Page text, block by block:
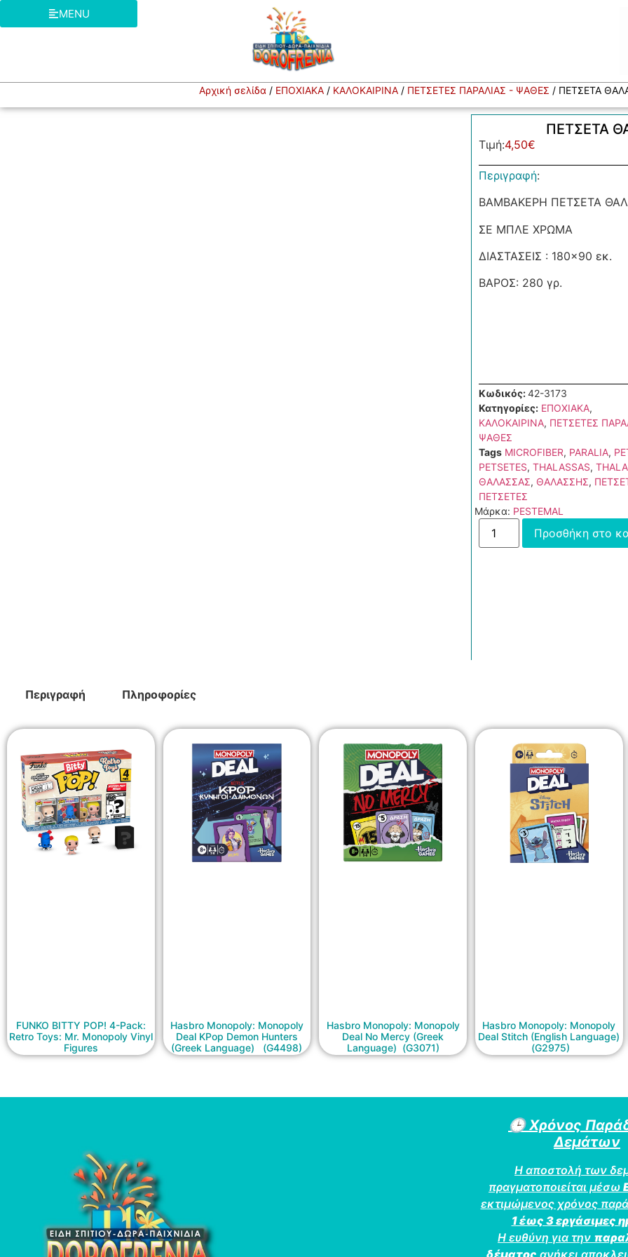
MENU
Αρχική σελίδα/ ΕΠΟΧΙΑΚΑ/ ΚΑΛΟΚΑΙΡΙΝΑ/ ΠΕΤΣΕΤΕΣ ΠΑΡΑΛΙΑΣ - ΨΑΘΕΣ / ΠΕΤΣΕΤΑ
ΠΕΤΣΕΤΑ
Τιμή:4,50€
Περιγραφή:
ΒΑΜΒΑΚΕΡΗ ΠΕΤΣΕΤΑ
ΣΕ ΜΠΛΕ ΧΡΩΜΑ
ΔΙΑΣΤΑΣΕΙΣ : 180×90 εκ.
ΒΑΡΟΣ: 280 γρ.
Κωδικός:42-3173
Κατηγορίες: ΕΠΟΧΙΑΚΑ,
ΚΑΛΟΚΑΙΡΙΝΑ, ΠΕΤΣΕΤΕΣ
ΨΑΘΕΣ
Tags MICROFIBER, PARALIA,
PETSETES, THALASSAS,
ΘΑΛΑΣΣAΣ, ΘΑΛΑΣΣΗΣ,
ΠΕΤΣΕΤΕΣ
Μάρκα: PESTEMAL
Προσθήκη στο
Περιγραφή Πληροφορίες
FUNKO BITTY POP! 4-Pack:
Retro Toys: Mr. Monopoly Vinyl
Figures
Hasbro Monopoly: Monopoly
Deal KPop Demon Hunters
(Greek Language) (G4498)
Hasbro Monopoly: Monopoly
Deal No Mercy (Greek
Language) (G3071)
Hasbro Monopoly: Monopoly
Deal Stitch (English Language)
(G2975)
🕒Χρόνος
Δεμάτων
Η αποστολή των
πραγματοποιείται μέσω
εκτιμώμενος χρόνος
1 έως 3 εργάσιμες
Η ευθύνη για την
δέματος ανήκει